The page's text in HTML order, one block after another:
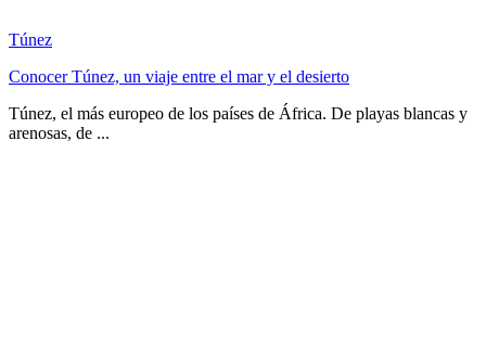
Túnez
Conocer Túnez, un viaje entre el mar y el desierto
Túnez, el más europeo de los países de África. De playas blancas y
arenosas, de ...